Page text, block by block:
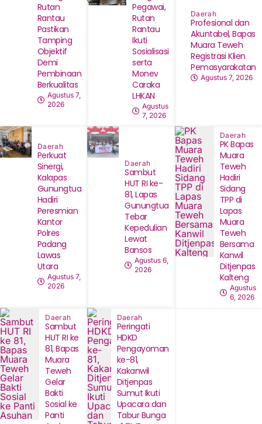
Rutan
Rantau
Pastikan
Tamping
Objektif
Demi
Pembinaan
Berkualitas
Agustus 7,
2026
Pegawai,
Rutan
Rantau
Ikuti
Sosialisasi
serta
Monev
Caraka
LHKAN
Agustus
7, 2026
Daerah
‎Profesional dan
Akuntabel, Bapas
Muara Teweh
Registrasi Klien
Pemasyarakatan
Agustus 7, 2026
Daerah
Perkuat
Sinergi,
Kalapas
Gunungtua
Hadiri
Peresmian
Kantor
Polres
Padang
Lawas
Utara
Agustus 7,
2026
Daerah
Sambut
HUT RI ke-
81, Lapas
Gunungtua
Tebar
Kepedulian
Lewat
Bansos
Agustus 6,
2026
Daerah
‎PK Bapas
Muara
Teweh
Hadiri
Sidang
TPP di
Lapas
Muara
Teweh
Bersama
Kanwil
Ditjenpas
Kalteng
Agustus
6, 2026
Daerah
‎Sambut
HUT RI ke
81, Bapas
Muara
Teweh
Gelar
Bakti
Sosial ke
Panti
Daerah
Peringati
HDKD
Pengayoman
ke-81,
Kakanwil
Ditjenpas
Sumut Ikuti
Upacara dan
Tabur Bunga